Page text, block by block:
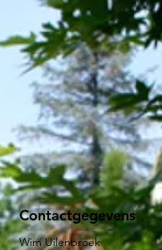
Contactgegevens
Wim Uilenbroek